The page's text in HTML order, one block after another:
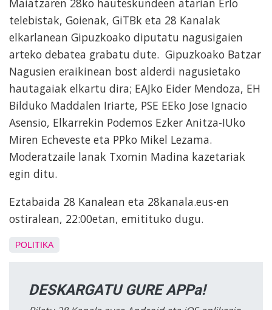
Maiatzaren 28ko hauteskundeen atarian Erlo
telebistak, Goienak, GiTBk eta 28 Kanalak
elkarlanean Gipuzkoako diputatu nagusigaien
arteko debatea grabatu dute. Gipuzkoako Batzar
Nagusien eraikinean bost alderdi nagusietako
hautagaiak elkartu dira; EAJko Eider Mendoza, EH
Bilduko Maddalen Iriarte, PSE EEko Jose Ignacio
Asensio, Elkarrekin Podemos Ezker Anitza-IUko
Miren Echeveste eta PPko Mikel Lezama.
Moderatzaile lanak Txomin Madina kazetariak
egin ditu.
Eztabaida 28 Kanalean eta 28kanala.eus-en
ostiralean, 22:00etan, emitituko dugu.
POLITIKA
DESKARGATU GURE APPa!